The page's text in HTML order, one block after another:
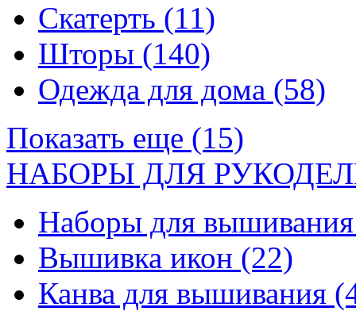
Скатерть (11)
Шторы (140)
Одежда для дома (58)
Показать еще (15)
НАБОРЫ ДЛЯ
Наборы для
Вышивка икон (22)
Канва для вышивания